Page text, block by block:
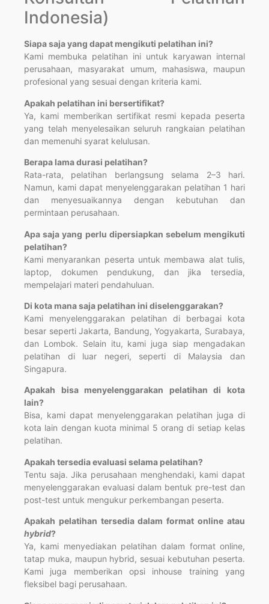
Indonesia)
Siapa saja yang dapat mengikuti pelatihan ini?
Kami membuka pelatihan ini untuk karyawan internal
perusahaan, masyarakat umum, mahasiswa, maupun
profesional yang sesuai dengan kriteria kami.
Apakah pelatihan ini bersertifikat?
Ya, kami memberikan sertifikat resmi kepada peserta
yang telah menyelesaikan seluruh rangkaian pelatihan
dan memenuhi syarat kelulusan.
Berapa lama durasi pelatihan?
Rata-rata, pelatihan berlangsung selama 2–3 hari.
Namun, kami dapat menyelenggarakan pelatihan 1 hari
dan menyesuaikannya dengan kebutuhan dan
permintaan perusahaan.
Apa saja yang perlu dipersiapkan sebelum mengikuti
pelatihan?
Kami menyarankan peserta untuk membawa alat tulis,
laptop, dokumen pendukung, dan jika tersedia,
mempelajari materi pendahuluan.
Di kota mana saja pelatihan ini diselenggarakan?
Kami menyelenggarakan pelatihan di berbagai kota
besar seperti Jakarta, Bandung, Yogyakarta, Surabaya,
dan Lombok. Selain itu, kami juga siap mengadakan
pelatihan di luar negeri, seperti di Malaysia dan
Singapura.
Apakah bisa menyelenggarakan pelatihan di kota
lain?
Bisa, kami dapat menyelenggarakan pelatihan juga di
kota lain dengan kuota minimal 5 orang di setiap kelas
pelatihan.
Apakah tersedia evaluasi selama pelatihan?
Tentu saja. Jika perusahaan menghendaki, kami dapat
menyelenggarakan evaluasi dalam bentuk pre-test dan
post-test untuk mengukur perkembangan peserta.
Apakah pelatihan tersedia dalam format online atau
hybrid?
Ya, kami menyediakan pelatihan dalam format online,
tatap muka, maupun hybrid, sesuai kebutuhan peserta.
Kami juga memberikan opsi inhouse training yang
fleksibel bagi perusahaan.